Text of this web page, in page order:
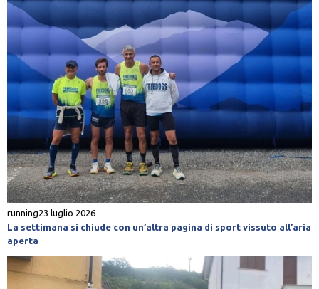
running23 luglio 2026
La settimana si chiude con un’altra pagina di sport vissuto all’aria
aperta